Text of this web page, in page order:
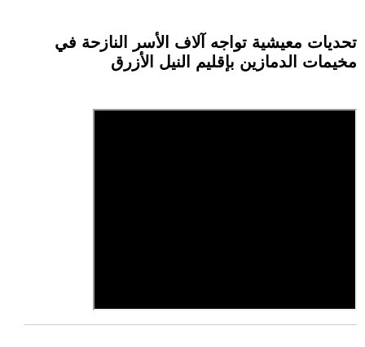
تحديات معيشية تواجه آلاف الأسر النازحة في
مخيمات الدمازين بإقليم النيل الأزرق